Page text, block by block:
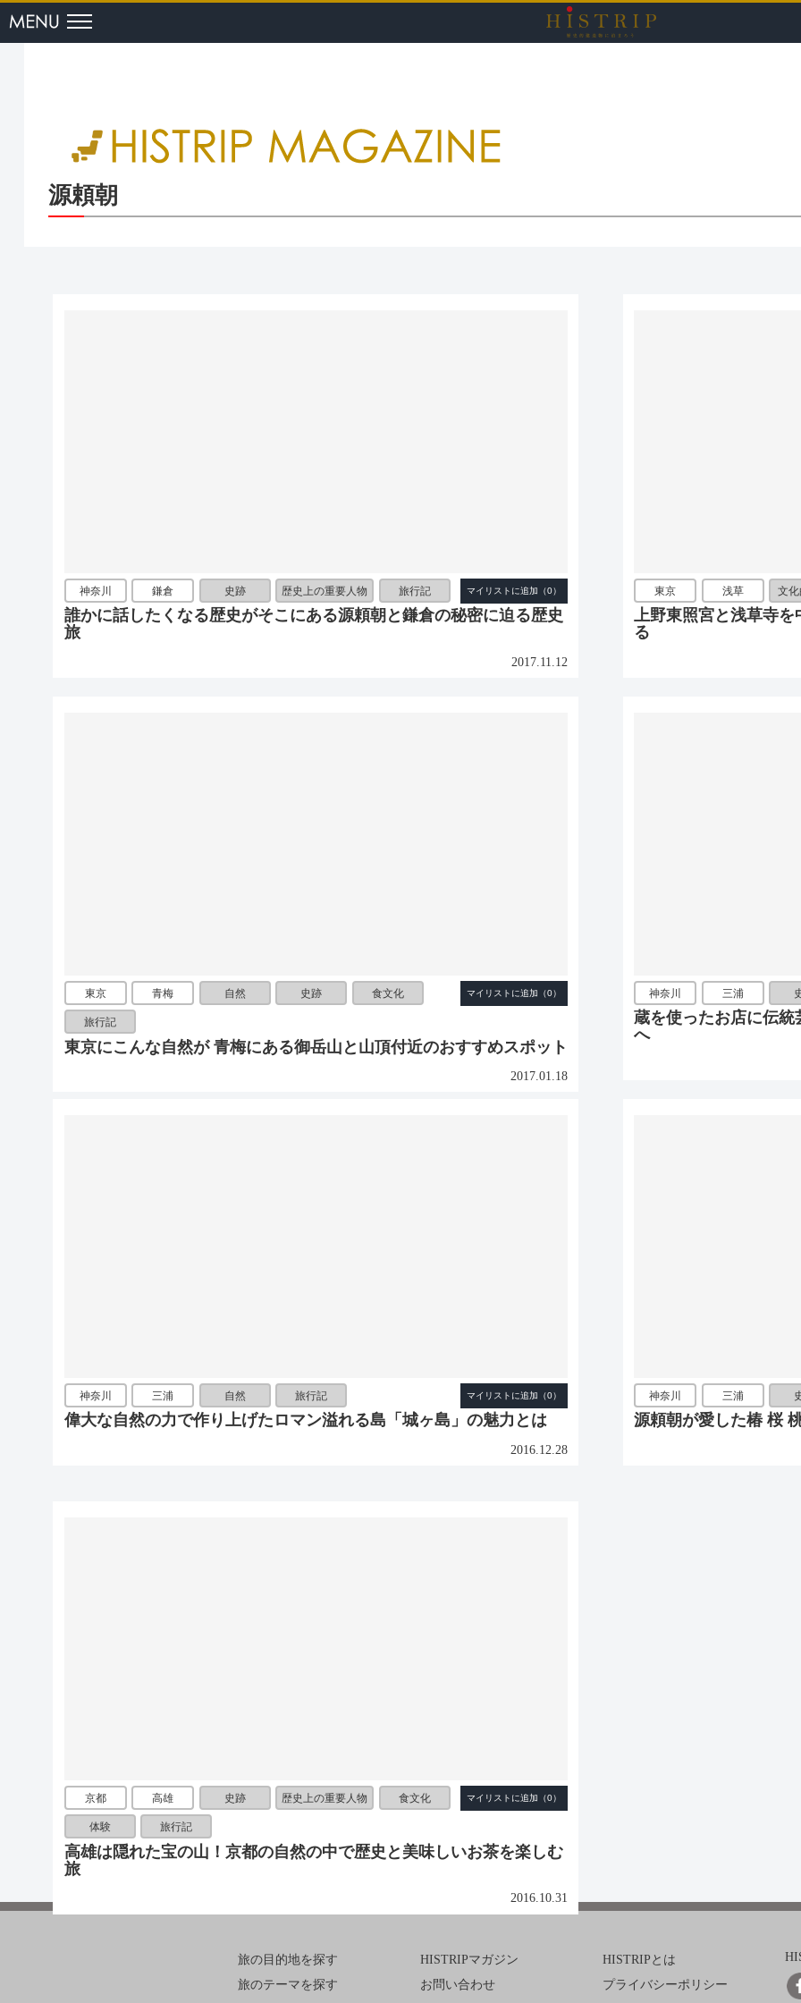
HISTRIP（
源頼朝
神奈川 鎌倉 史跡 歴史上の重要人物 旅行記
誰かに話したくなる歴史がそこにある源頼朝と鎌倉の秘密に迫る歴史
旅
2017.11.12
東京 浅草 文
上野東照宮と浅草寺
る
東京 青梅 自然 史跡 食文化
旅行記
東京にこんな自然が 青梅にある御岳山と山頂付近のおすすめスポット
2017.01.18
神奈川 三浦
蔵を使ったお店に伝
へ
神奈川 三浦 自然 旅行記
偉大な自然の力で作り上げたロマン溢れる島「城ヶ島」の魅力とは
2016.12.28
神奈川 三浦
源頼朝が愛した椿 桜
京都 高雄 史跡 歴史上の重要人物 食文化
体験 旅行記
高雄は隠れた宝の山！京都の自然の中で歴史と美味しいお茶を楽しむ
旅
2016.10.31
旅の目的地を探す
旅のテーマを探す
HISTRIPマガジン
お問い合わせ
HISTRIPとは
プライバシーポリシー